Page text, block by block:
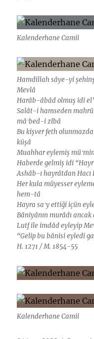
Kalenderhane Camii
Hamdillah sâye-yi
Mevlâ
Harâb-âbâd olmuş idi
Salât-i hamseden
mâʻbed-i zîbâ
Bu kişver feth
küşâ
Muahhar eylemiş
Haberde gelmiş idi
Ashâb-ı hayrâtdan
Her kula müyesser
hem-tâ
Hayra saʻy ettiği içün
Bâniyânın murâdı
Lutf ile imdâd eyleyip
“Gelip bu bânisi eyledi
H. 1271 / M. 1854-55
Kalenderhane Camii